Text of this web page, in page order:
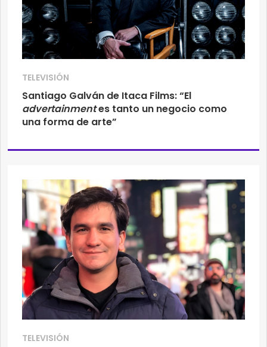
TELEVISIÓN
Santiago Galván de Itaca Films: “El
advertainmentes tanto un negocio como
una forma de arte”
TELEVISIÓN